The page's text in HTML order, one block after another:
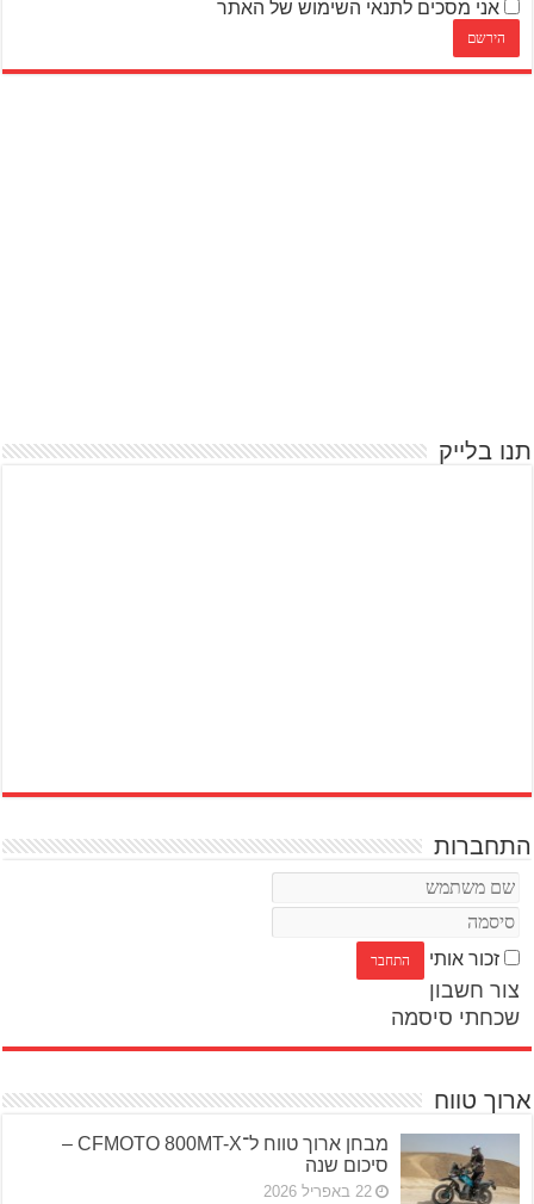
אני מסכים לתנאי השימוש של האתר
תנו בלייק
התחברות
זכור אותי
צור חשבון
שכחתי סיסמה
ארוך טווח
מבחן ארוך טווח ל־CFMOTO 800MT-X –
סיכום שנה
22 באפריל 2026